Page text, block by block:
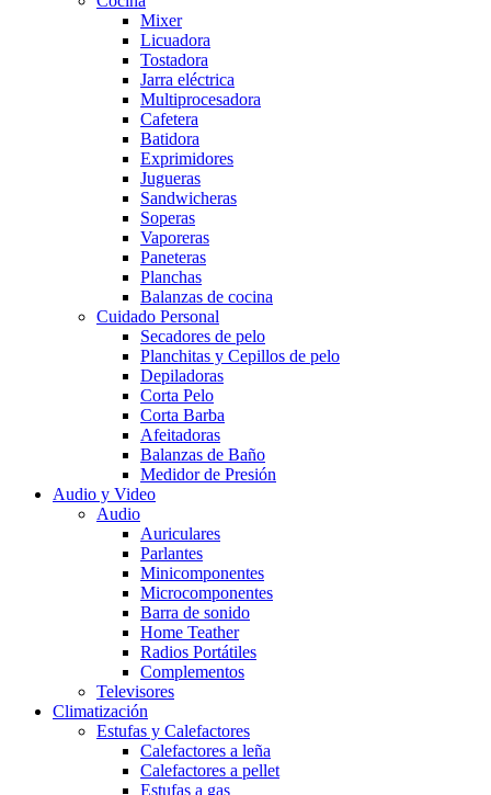
Mixer
Licuadora
Tostadora
Jarra eléctrica
Multiprocesadora
Cafetera
Batidora
Exprimidores
Jugueras
Sandwicheras
Soperas
Vaporeras
Paneteras
Planchas
Balanzas de cocina
Cuidado Personal
Secadores de pelo
Planchitas y Cepillos de pelo
Depiladoras
Corta Pelo
Corta Barba
Afeitadoras
Balanzas de Baño
Medidor de Presión
Audio y Video
Audio
Auriculares
Parlantes
Minicomponentes
Microcomponentes
Barra de sonido
Home Teather
Radios Portátiles
Complementos
Televisores
Climatización
Estufas y Calefactores
Calefactores a leña
Calefactores a pellet
Estufas a gas